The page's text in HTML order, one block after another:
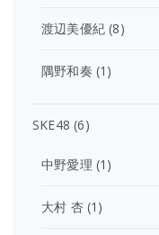
渡辺美優紀 (8)
隅野和奏 (1)
SKE48 (6)
中野愛理 (1)
大村 杏(1)